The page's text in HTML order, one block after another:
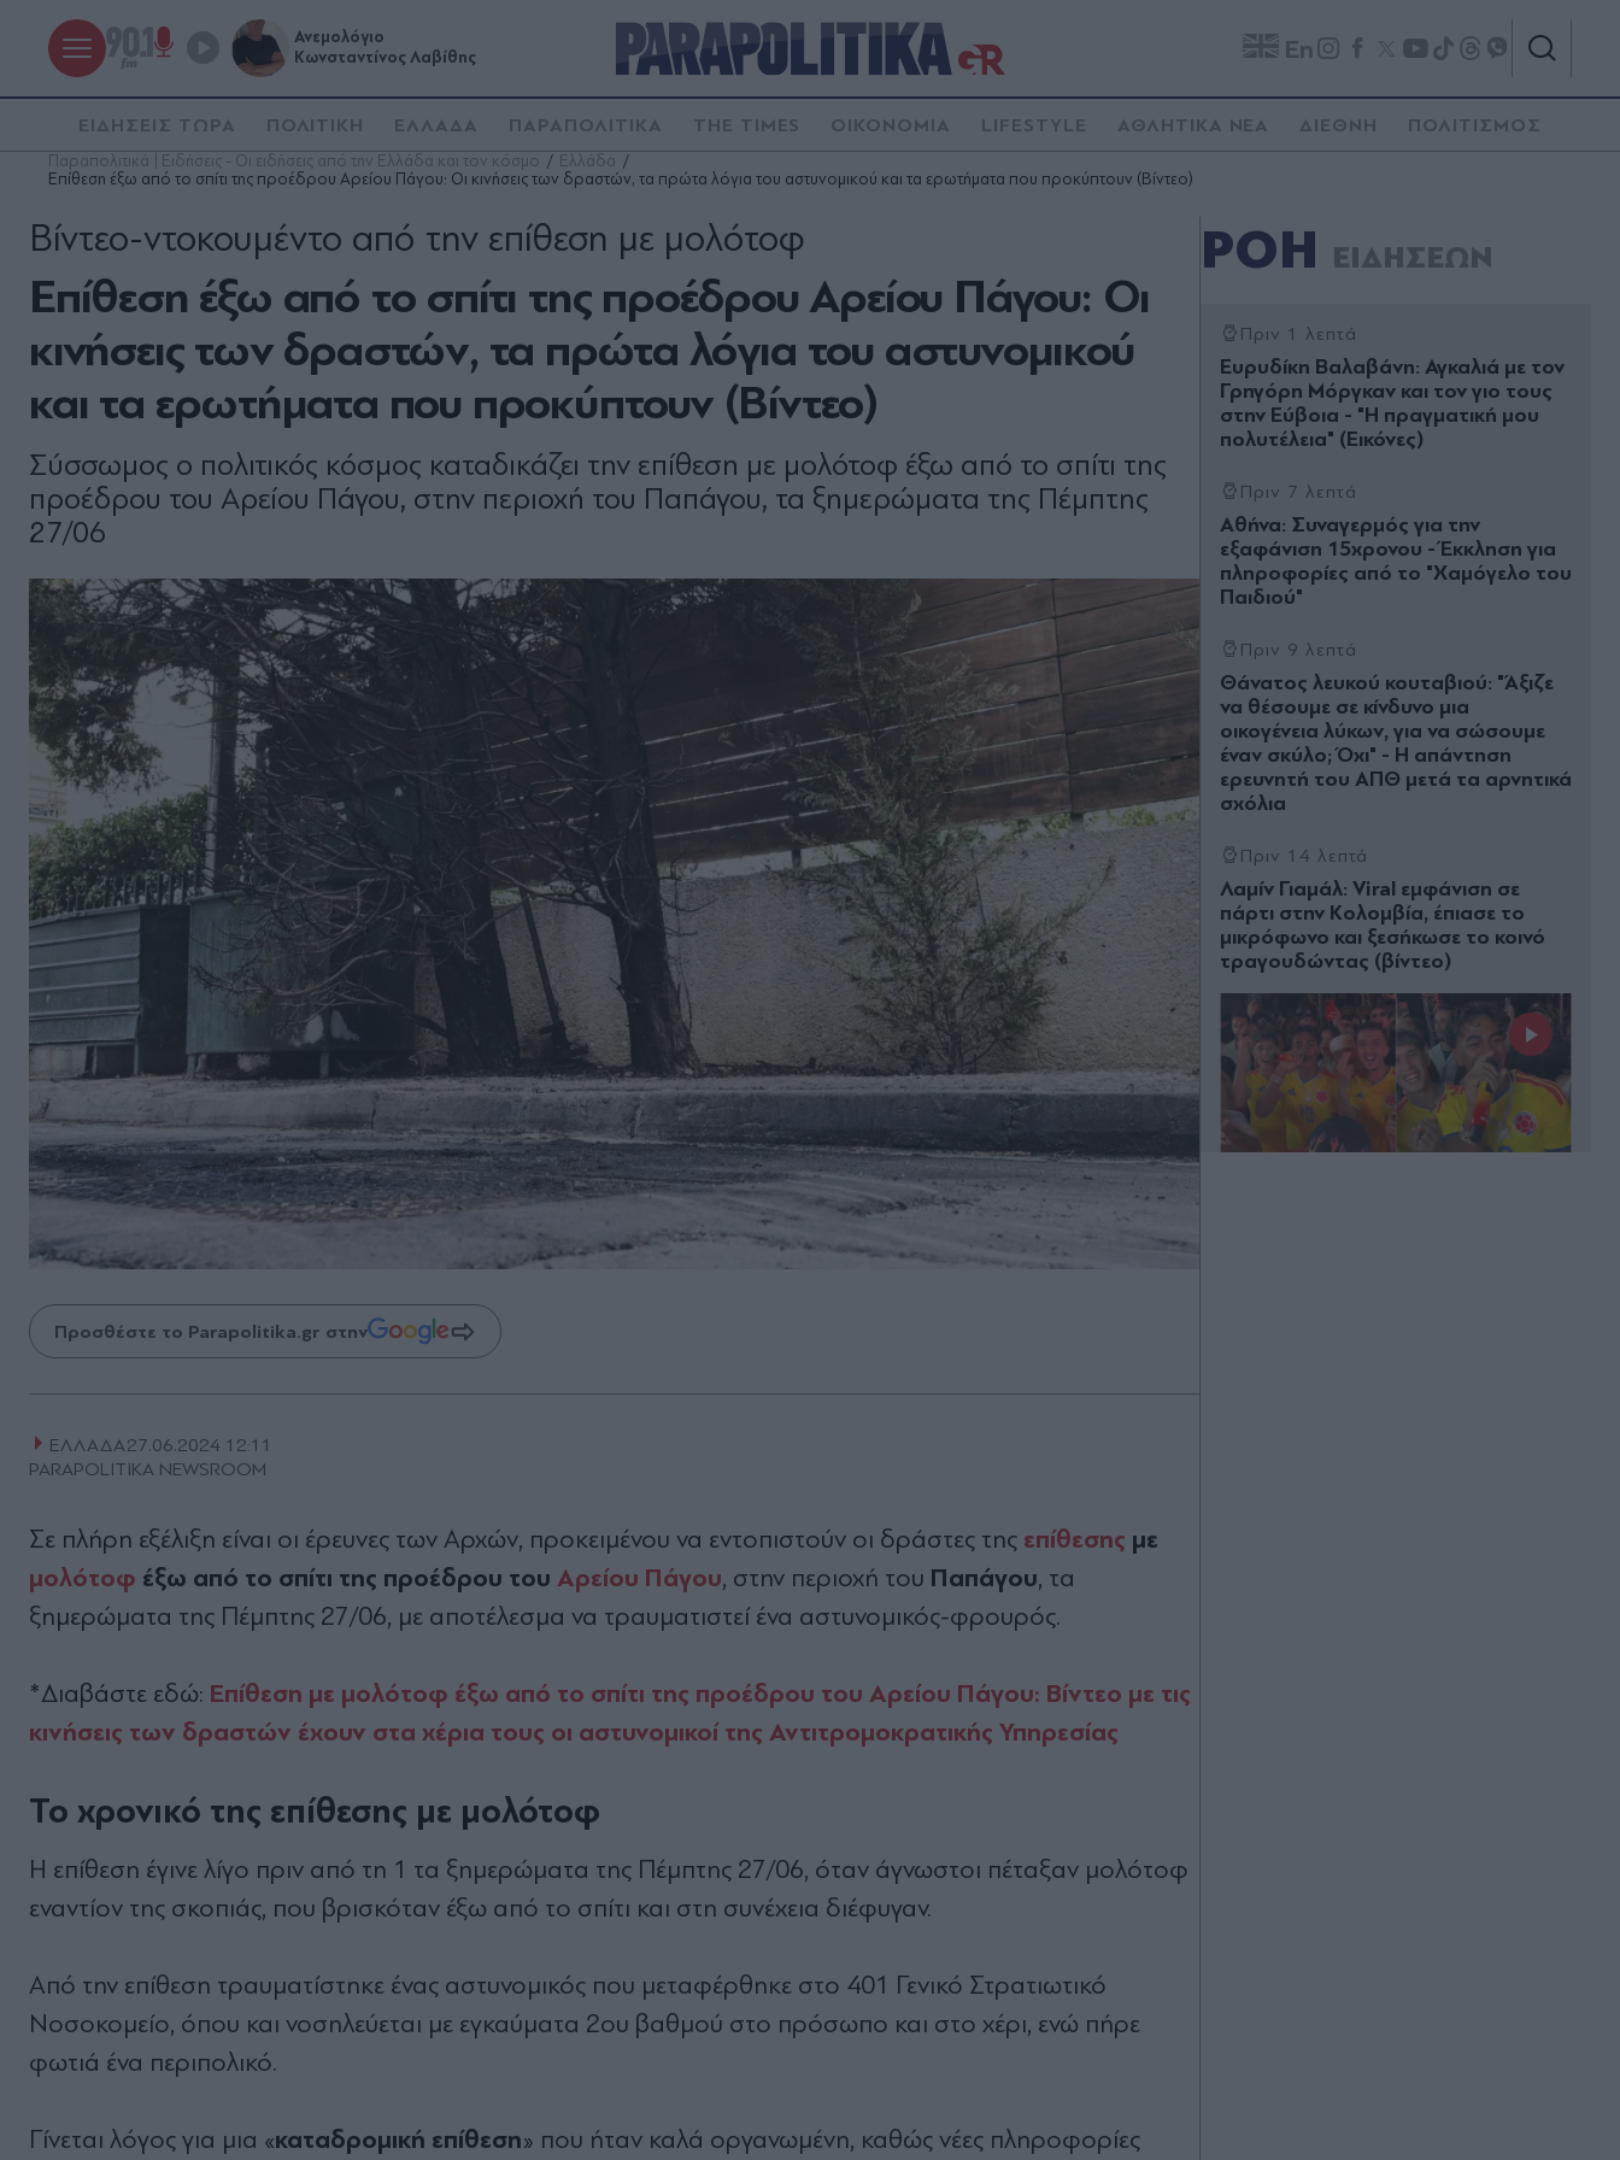
Ανεμολόγιο
Κωνσταντίνος Λαβίθης
En
ΕΙΔΗΣΕΙΣ ΤΩΡΑ ΠΟΛΙΤΙΚΗ ΕΛΛΑΔΑ ΠΑΡΑΠΟΛΙΤΙΚΑ THE TIMES ΟΙΚΟΝΟΜΙΑ LIFESTYLE ΑΘΛΗΤΙΚΑ ΝΕΑ ΔΙΕΘΝΗ ΠΟΛΙΤΙΣΜΟΣ
Παραπολιτικά | Ειδήσεις - Οι ειδήσεις από την Ελλάδα και τον κόσμο
Ελλάδα
Επίθεση έξω από το σπίτι της προέδρου Αρείου Πάγου: Οι κινήσεις των δραστών, τα πρώτα λόγια του αστυνομικού και τα ερωτήματα που προκύπτουν (Βίντεο)
Επίθεση έξω από το σπίτι της προέδρου Αρείου Πάγου: Οι
κινήσεις των δραστών, τα πρώτα λόγια του αστυνομικού
και τα ερωτήματα που προκύπτουν (Βίντεο)
Βίντεο-ντοκουμέντο από την επίθεση με μολότοφ
Σύσσωμος ο πολιτικός κόσμος καταδικάζει την επίθεση με μολότοφ έξω από το σπίτι της
προέδρου του Αρείου Πάγου, στην περιοχή του Παπάγου, τα ξημερώματα της Πέμπτης
27/06
Προσθέστε το Parapolitika.gr στην
ΕΛΛΑΔΑ27.06.2024 12:11
PARAPOLITIKA NEWSROOM
Σε πλήρη εξέλιξη είναι οι έρευνες των Αρχών, προκειμένου να εντοπιστούν οι δράστες της επίθεσης με
μολότοφ έξω από το σπίτι της προέδρου του Αρείου Πάγου, στην περιοχή του Παπάγου, τα
ξημερώματα της Πέμπτης 27/06, με αποτέλεσμα να τραυματιστεί ένα αστυνομικός-φρουρός.
*Διαβάστε εδώ: Επίθεση με μολότοφ έξω από το σπίτι της προέδρου του Αρείου Πάγου: Βίντεο με τις
κινήσεις των δραστών έχουν στα χέρια τους οι αστυνομικοί της Αντιτρομοκρατικής Υπηρεσίας
Το χρονικό της επίθεσης με μολότοφ
Η επίθεση έγινε λίγο πριν από τη 1 τα ξημερώματα της Πέμπτης 27/06, όταν άγνωστοι πέταξαν μολότοφ
εναντίον της σκοπιάς, που βρισκόταν έξω από το σπίτι και στη συνέχεια διέφυγαν.
Από την επίθεση τραυματίστηκε ένας αστυνομικός που μεταφέρθηκε στο 401 Γενικό Στρατιωτικό
Νοσοκομείο, όπου και νοσηλεύεται με εγκαύματα 2ου βαθμού στο πρόσωπο και στο χέρι, ενώ πήρε
φωτιά ένα περιπολικό.
Γίνεται λόγος για μια «καταδρομική επίθεση» που ήταν καλά οργανωμένη, καθώς νέες πληροφορίες
ΡΟΗ ΕΙΔΗΣΕΩΝ
Πριν 1 λεπτά
Ευρυδίκη Βαλαβάνη: Αγκαλιά με τον
Γρηγόρη Μόργκαν και τον γιο τους
στην Εύβοια - "Η πραγματική μου
πολυτέλεια" (Εικόνες)
Πριν 7 λεπτά
Αθήνα: Συναγερμός για την
εξαφάνιση 15χρονου - Έκκληση για
πληροφορίες από το "Χαμόγελο του
Παιδιού"
Πριν 9 λεπτά
Θάνατος λευκού κουταβιού: "Άξιζε
να θέσουμε σε κίνδυνο μια
οικογένεια λύκων, για να σώσουμε
έναν σκύλο; Όχι" - Η απάντηση
ερευνητή του ΑΠΘ μετά τα αρνητικά
σχόλια
Πριν 14 λεπτά
Λαμίν Γιαμάλ: Viral εμφάνιση σε
πάρτι στην Κολομβία, έπιασε το
μικρόφωνο και ξεσήκωσε το κοινό
τραγουδώντας (βίντεο)